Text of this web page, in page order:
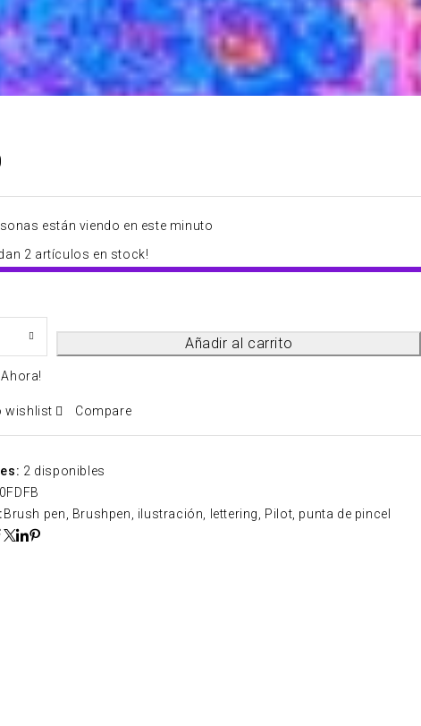
están viendo en este minuto
2 artículos en stock!
Añadir al carrito
wishlist Compare
2 disponibles
Brush pen Brushpen ilustración lettering Pilot punta de pincel